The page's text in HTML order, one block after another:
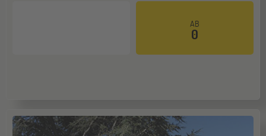
17 Stuttgart
AB
0